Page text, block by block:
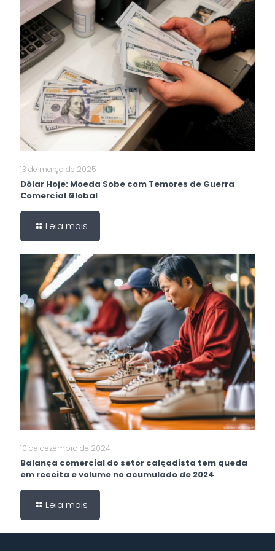
13 de março de 2025
Dólar Hoje: Moeda Sobe com Temores de Guerra
Comercial Global
Leia mais
10 de dezembro de 2024
Balança comercial do setor calçadista tem queda
em receita e volume no acumulado de 2024
Leia mais